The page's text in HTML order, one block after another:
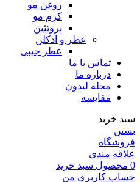
روغن مو
کرم مو
پروتئین
عطر و ادکلن
عطر جیبی
تماس با ما
درباره ما
مجله لیدون
مقایسه
سبد خرید
بستن
فروشگاه
علاقه مندی
0 محصول سبد خرید
حساب کاربری من